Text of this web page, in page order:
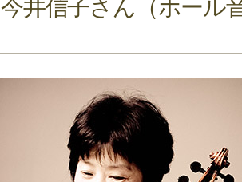
今井信子さん（ホール